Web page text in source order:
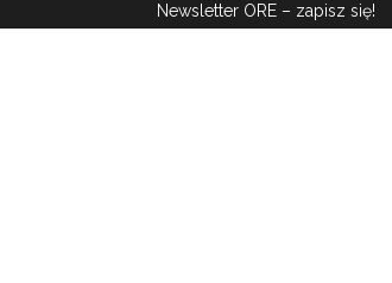
Newsletter ORE – zapisz się!